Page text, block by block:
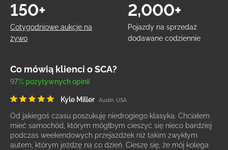
Cotygodniowe aukcje na
żywo
150+
Pojazdy na sprzedaż
dodawane codziennie
2,000+
Co mówią klienci o SCA?
97% pozytywnych opinii
Kyle Miller Austin, USA
Od jakiegoś czasu poszukuję niedrogiego klasyka. Chciałem
mieć samochód, którym mógłbym cieszyć się nieco bardziej
podczas weekendowych przejażdżek niż takim zwykłym
autem, którym jeżdżę na co dzień. Cieszę się, że mój kolega